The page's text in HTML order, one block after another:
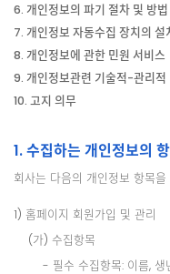
6. 개인정보의 파기 절차 및 방법
7. 개인정보 자동수집 장치의
8. 개인정보에 관한 민원 서비스
9. 개인정보관련 기술적-관리적
10. 고지 의무
1. 수집하는 개인정보의
회사는 다음의 개인정보 항목
1) 홈페이지 회원가입 및 관리
(가) 수집항목
- 필수 수집항목: 이름, 생